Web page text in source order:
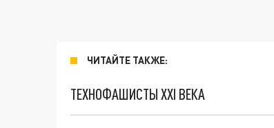
ЧИТАЙТЕ ТАКЖЕ:
ТЕХНОФАШИСТЫ XXI ВЕКА